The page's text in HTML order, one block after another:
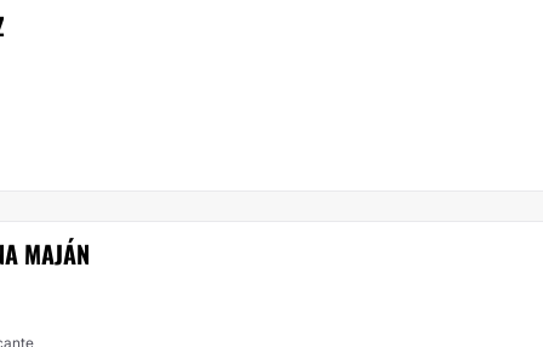
MAJÁN